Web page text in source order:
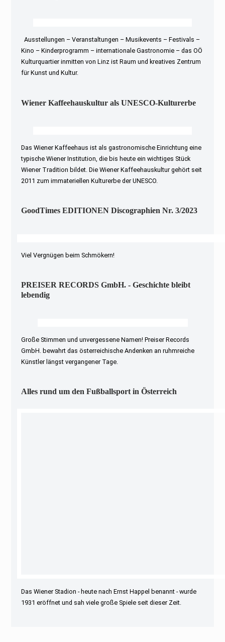
Ausstellungen – Veranstaltungen – Musikevents – Festivals –
Kino – Kinderprogramm – internationale Gastronomie – das OÖ
Kulturquartier inmitten von Linz ist Raum und kreatives Zentrum
für Kunst und Kultur.
Wiener Kaffeehauskultur als UNESCO-Kulturerbe
Das Wiener Kaffeehaus ist als gastronomische Einrichtung eine
typische Wiener Institution, die bis heute ein wichtiges Stück
Wiener Tradition bildet. Die Wiener Kaffeehauskultur gehört seit
2011 zum immateriellen Kulturerbe der UNESCO.
GoodTimes EDITIONEN Discographien Nr. 3/2023
Viel Vergnügen beim Schmökern!
PREISER RECORDS GmbH. - Geschichte bleibt
lebendig
Große Stimmen und unvergessene Namen! Preiser Records
GmbH. bewahrt das österreichische Andenken an ruhmreiche
Künstler längst vergangener Tage.
Alles rund um den Fußballsport in Österreich
Das Wiener Stadion - heute nach Ernst Happel benannt - wurde
1931 eröffnet und sah viele große Spiele seit dieser Zeit.